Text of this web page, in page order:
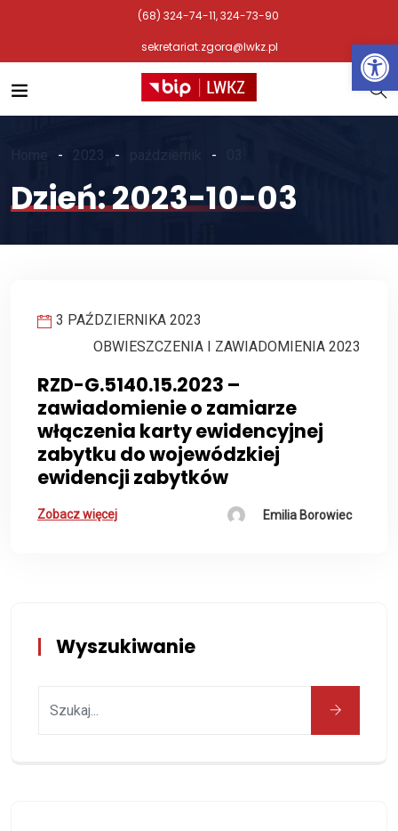
(68) 324-74-11, 324-73-90
sekretariat.zgora@lwkz.pl
2023 październik
Dzień:2023-10-03
3 PAŹDZIERNIKA 2023
OBWIESZCZENIA I ZAWIADOMIENIA 2023
RZD-G.5140.15.2023 –
zawiadomienie o zamiarze
włączenia karty ewidencyjnej
zabytku do wojewódzkiej
ewidencji zabytków
Zobacz więcej Emilia Borowiec
Wyszukiwanie